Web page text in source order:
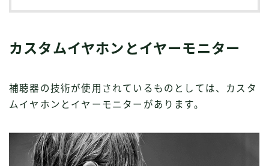
カスタムイヤホンとイヤーモニター
補聴器の技術が使用されているものとしては、カスタ
ムイヤホンとイヤーモニターがあります。